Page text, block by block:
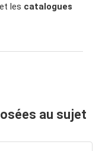
les catalogues
au sujet